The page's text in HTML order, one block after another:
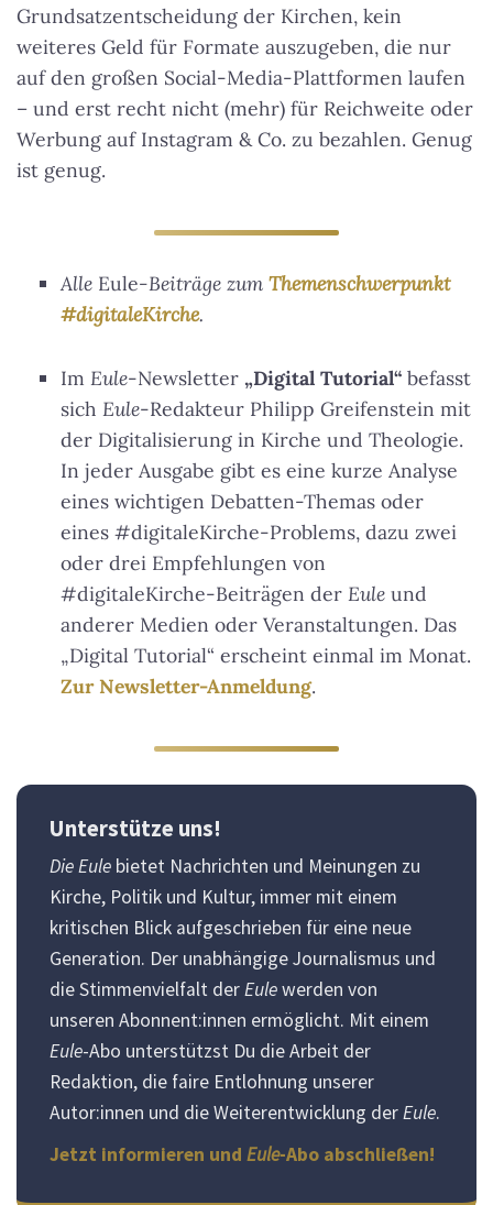
Grundsatzentscheidung der Kirchen, kein
weiteres Geld für Formate auszugeben, die nur
auf den großen Social-Media-Plattformen laufen
– und erst recht nicht (mehr) für Reichweite oder
Werbung auf Instagram & Co. zu bezahlen. Genug
ist genug.
Alle Eule-Beiträge zum Themenschwerpunkt
#digitaleKirche.
Im Eule-Newsletter „Digital Tutorial“ befasst
sich Eule-Redakteur Philipp Greifenstein mit
der Digitalisierung in Kirche und Theologie.
In jeder Ausgabe gibt es eine kurze Analyse
eines wichtigen Debatten-Themas oder
eines #digitaleKirche-Problems, dazu zwei
oder drei Empfehlungen von
#digitaleKirche-Beiträgen der Eule und
anderer Medien oder Veranstaltungen. Das
„Digital Tutorial“ erscheint einmal im Monat.
Zur Newsletter-Anmeldung.
Unterstütze uns!
Die Eule bietet Nachrichten und Meinungen zu
Kirche, Politik und Kultur, immer mit einem
kritischen Blick aufgeschrieben für eine neue
Generation. Der unabhängige Journalismus und
die Stimmenvielfalt derEulewerden von
unseren Abonnent:innen ermöglicht. Mit einem
Eule-Abo unterstützst Du die Arbeit der
Redaktion, die faire Entlohnung unserer
Autor:innen und die Weiterentwicklung derEule.
Jetzt informieren und Eule-Abo abschließen!